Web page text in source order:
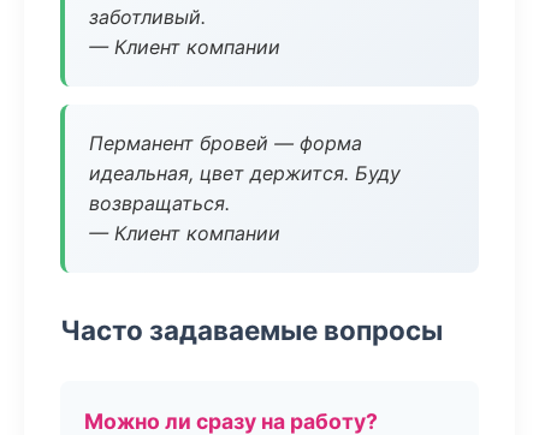
заботливый.
— Клиент компании
Перманент бровей — форма
идеальная, цвет держится. Буду
возвращаться.
— Клиент компании
Часто задаваемые вопросы
Можно ли сразу на работу?